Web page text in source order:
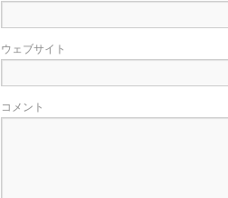
ウェブサイト
コメント